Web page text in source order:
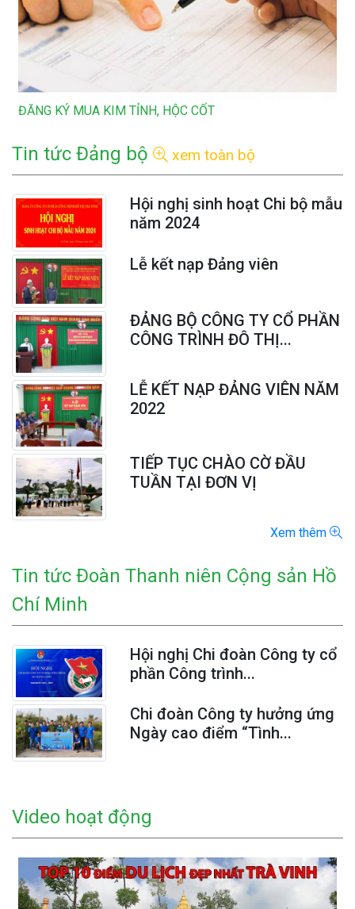
THỊ TRÀ...
CÔNG BỐ THÔNG TIN BÁO CÁO TÀI CHÍNH 6 THÁNG ĐẦU
THAM DỰ HỘI THAO HIỆP HỘI CÔNG VIÊN CÂY XANH LẦN
ĐẠI HỘI CÔNG ĐOÀN CƠ SỞ CÔNG TY CỔ PHẦN CÔNG
TRÌNH ĐÔ...
THÔNG BÁO VỀ VIỆC TỔ CHỨC THU GOM RÁC THẢI SINH
HOẠT TRÊN...
ĐĂNG KÝ MUA KIM TỈNH, HỘC CỐT
Tin tức Đảng bộ xem toàn bộ
Hội nghị sinh hoạt Chi bộ mẫu
năm 2024
Lễ kết nạp Đảng viên
ĐẢNG BỘ CÔNG TY CỔ PHẦN
CÔNG TRÌNH ĐÔ THỊ...
LỄ KẾT NẠP ĐẢNG VIÊN NĂM
2022
TIẾP TỤC CHÀO CỜ ĐẦU
TUẦN TẠI ĐƠN VỊ
Xem thêm
Tin tức Đoàn Thanh niên Cộng sản Hồ
Chí Minh
Hội nghị Chi đoàn Công ty cổ
phần Công trình...
Chi đoàn Công ty hưởng ứng
Ngày cao điểm “Tình...
Video hoạt động